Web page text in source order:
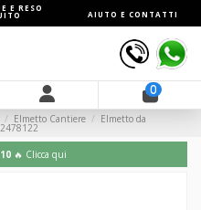
E RESO
AIUTO E CONTATTI
0
Elmetto Cantiere Elmetto da
🔥 Clicca qui